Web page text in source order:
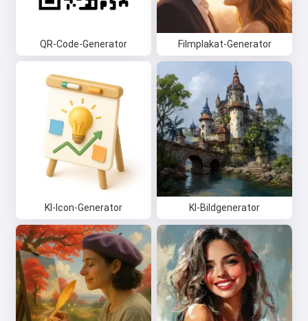
QR-Code-Generator Filmplakat-Generator
KI-Icon-Generator KI-Bildgenerator